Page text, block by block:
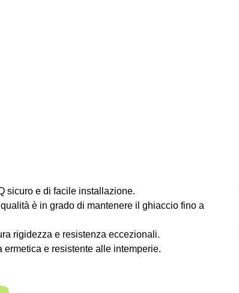
sicuro e di facile installazione.
è in grado di mantenere il ghiaccio fino a
rigidezza e resistenza eccezionali.
e resistente alle intemperie.